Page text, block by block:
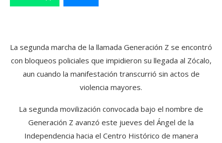
La segunda marcha de la llamada Generación Z se encontró
con bloqueos policiales que impidieron su llegada al Zócalo,
aun cuando la manifestación transcurrió sin actos de
violencia mayores.
La segunda movilización convocada bajo el nombre de
Generación Z avanzó este jueves del Ángel de la
Independencia hacia el Centro Histórico de manera